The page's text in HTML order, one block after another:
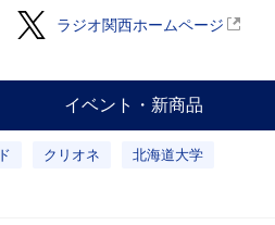
ラジオ関西ホームページ
イベント・新商品
クリオネ 北海道大学